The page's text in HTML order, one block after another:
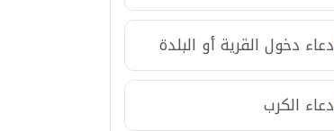
دعاء دخول القرية أو البلدة
دعاء الكرب